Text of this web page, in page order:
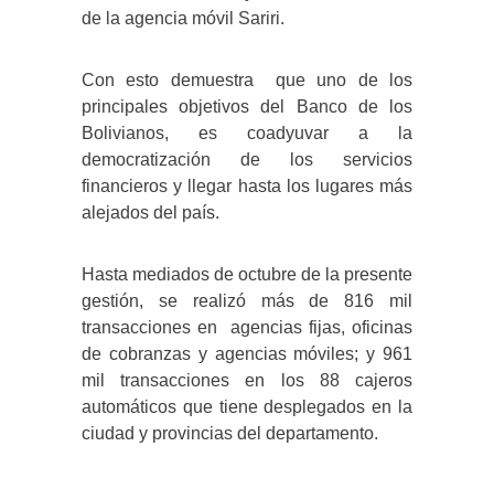
de la agencia móvil Sariri.
Con esto demuestra que uno de los
principales objetivos del Banco de los
Bolivianos, es coadyuvar a la
democratización de los servicios
financieros y llegar hasta los lugares más
alejados del país.
Hasta mediados de octubre de la presente
gestión, se realizó más de 816 mil
transacciones en agencias fijas, oficinas
de cobranzas y agencias móviles; y 961
mil transacciones en los 88 cajeros
automáticos que tiene desplegados en la
ciudad y provincias del departamento.